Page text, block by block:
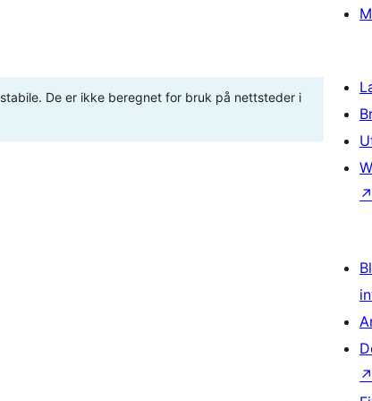
De er ikke beregnet for bruk på nettsteder i
↗
↗